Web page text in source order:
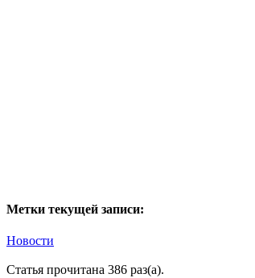
Метки текущей записи:
Новости
Статья прочитана 386 раз(a).